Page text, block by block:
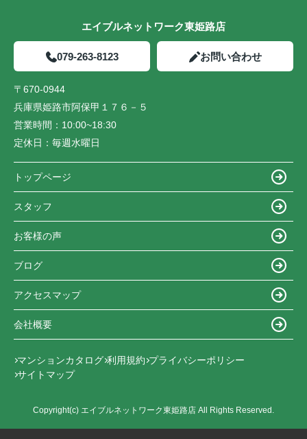
エイブルネットワーク東姫路店
079-263-8123 お問い合わせ
〒670-0944
兵庫県姫路市阿保甲１７６－５
営業時間： 10:00~18:30
定休日： 毎週水曜日
トップページ
スタッフ
お客様の声
ブログ
アクセスマップ
会社概要
マンションカタログ 利用規約 プライバシーポリシー
サイトマップ
Copyright(c) エイブルネットワーク東姫路店 All Rights Reserved.